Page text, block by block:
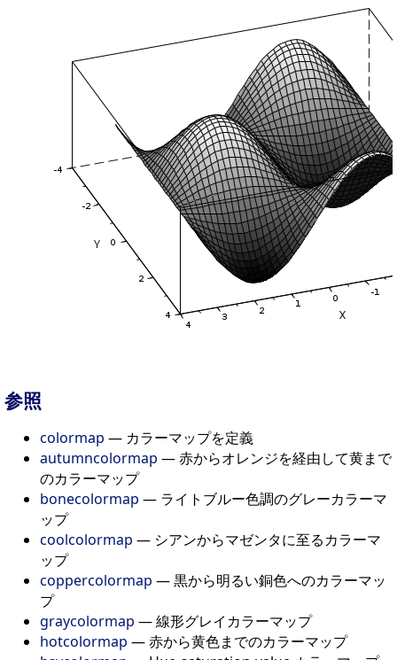
参照
colormap — カラーマップを定義
autumncolormap — 赤からオレンジを経由して黄まで
のカラーマップ
bonecolormap — ライトブルー色調のグレーカラーマ
ップ
coolcolormap — シアンからマゼンタに至るカラーマ
ップ
coppercolormap — 黒から明るい銅色へのカラーマッ
プ
graycolormap — 線形グレイカラーマップ
hotcolormap — 赤から黄色までのカラーマップ